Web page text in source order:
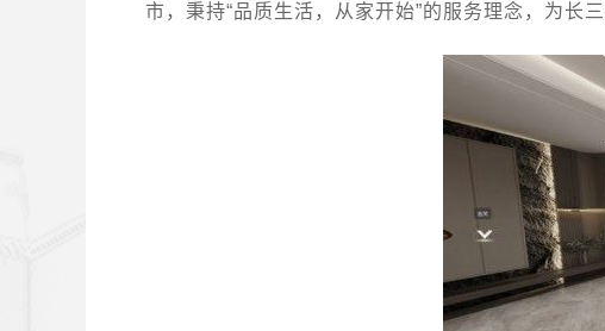
市，秉持“品质生活，从家开始”的服务理念，为长